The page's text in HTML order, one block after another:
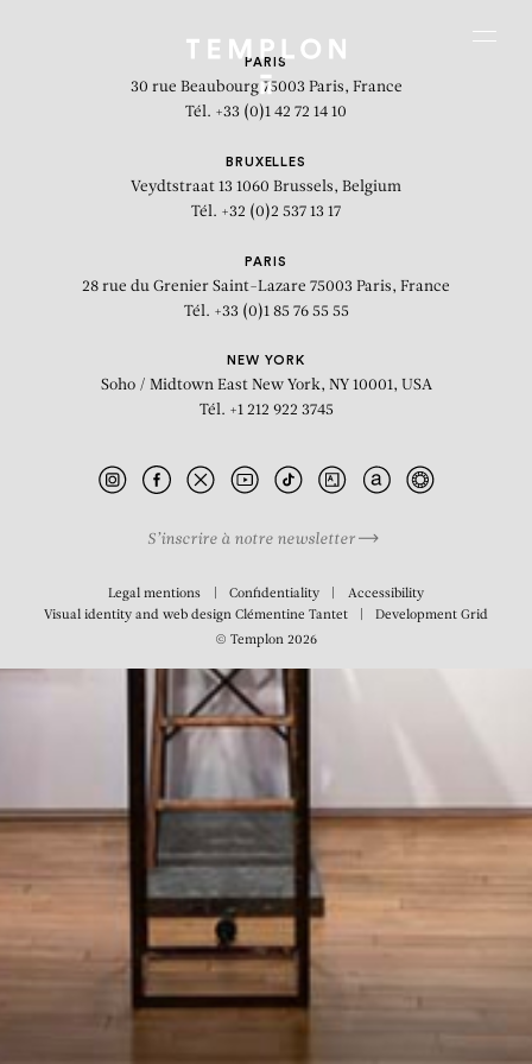
The Rhinestone Beaver Peep Show
PARIS
30 rue Beaubourg 75003 Paris, France
Tél. +33 (0)1 42 72 14 10
BRUXELLES
Veydtstraat 13 1060 Brussels, Belgium
Tél. +32 (0)2 537 13 17
PARIS
28 rue du Grenier Saint-Lazare 75003 Paris, France
Tél. +33 (0)1 85 76 55 55
NEW YORK
Soho / Midtown East New York, NY 10001, USA
Tél. +1 212 922 3745
S’inscrire à notre newsletter
Legal mentions Confidentiality
Accessibility
Visual identity and web design Clémentine Tantet DevelopmentGrid
© Templon 2026